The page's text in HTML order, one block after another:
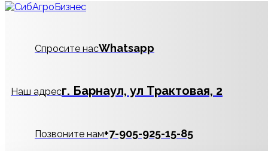
Спросите насWhatsapp
Наш адресг. Барнаул, ул Трактовая, 2
Позвоните нам‪+7-905-925-15-85